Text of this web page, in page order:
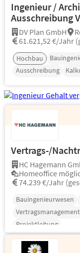
Ingenieur /
Ausschreibung
DV Plan GmbH
61.621,52 €/Jahr
Hochbau
Ausschreibung
Vertrags-/
HC Hagemann
Homeoffice
74.239 €/Jahr
Bauingenieurwesen
Vertragsmanagement
Projektleitung